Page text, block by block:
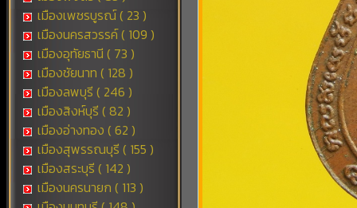
เมืองเพชรบูรณ์ ( 23 )
เมืองนครสวรรค์ ( 109 )
เมืองอุทัยธานี ( 73 )
เมืองชัยนาท ( 128 )
เมืองลพบุรี ( 246 )
เมืองสิงห์บุรี ( 82 )
เมืองอ่างทอง ( 62 )
เมืองสุพรรณบุรี ( 155 )
เมืองสระบุรี ( 142 )
เมืองนครนายก ( 113 )